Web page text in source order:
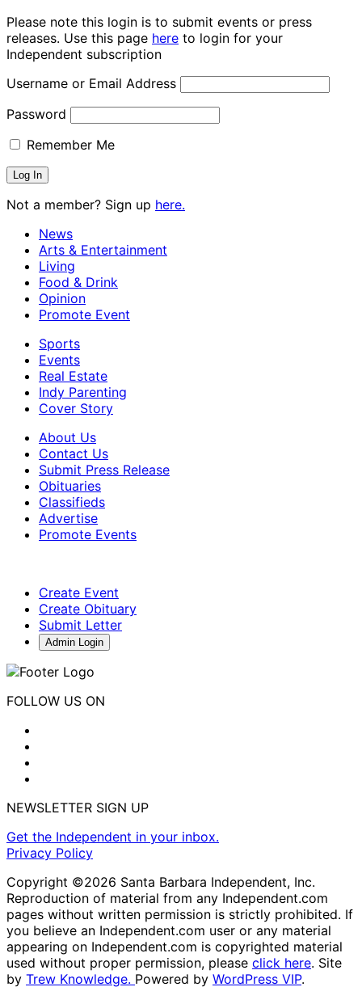
Please note this login is to submit events or press
releases. Use this page here to login for your
Independent subscription
Username or Email Address
Password
Remember Me
Not a member? Sign up here.
News
Arts & Entertainment
Living
Food & Drink
Opinion
Promote Event
Sports
Events
Real Estate
Indy Parenting
Cover Story
About Us
Contact Us
Submit Press Release
Obituaries
Classifieds
Advertise
Promote Events
Create Event
Create Obituary
Submit Letter
Admin Login
FOLLOW US ON
NEWSLETTER SIGN UP
Get the Independent in your inbox.
Privacy Policy
Copyright ©2026 Santa Barbara Independent, Inc.
Reproduction of material from any Independent.com
pages without written permission is strictly prohibited. If
you believe an Independent.com user or any material
appearing on Independent.com is copyrighted material
used without proper permission, please click here. Site
by Trew Knowledge. Powered by WordPress VIP.